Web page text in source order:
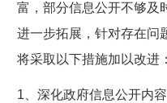
富，部分信息公开不够及
进一步拓展，针对存在问
将采取以下措施加以改进：
1、深化政府信息公开内